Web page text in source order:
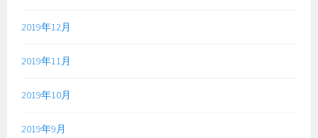
2019年12月
2019年11月
2019年10月
2019年9月